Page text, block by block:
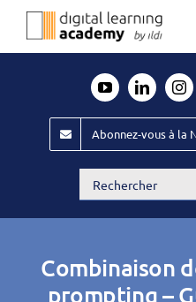
Passer
Évènements ILDI
Offres d’emploi
Publiez
Abonnez-vous à la
Rechercher:
Combinaison
prompting –